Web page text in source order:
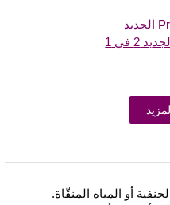
أو المياه المنقّاة.